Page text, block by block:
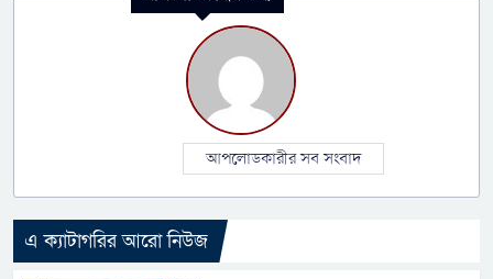
আপলোডকারীর সব সংবাদ
এ ক্যাটাগরির আরো নিউজ